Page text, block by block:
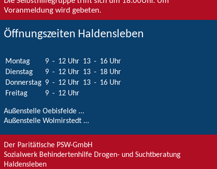
Voranmeldung wird gebeten.
Öffnungszeiten Haldensleben
Montag 9 - 12 Uhr 13 - 16 Uhr
Dienstag
9 - 12 Uhr 13 - 18 Uhr
Donnerstag 9 - 12 Uhr 13 - 16 Uhr
Freitag
9 - 12 Uhr
Außenstelle Oebisfelde ...
Außenstelle Wolmirstedt ...
Der Paritätische PSW-GmbH
Sozialwerk Behindertenhilfe Drogen- und Suchtberatung
Haldensleben